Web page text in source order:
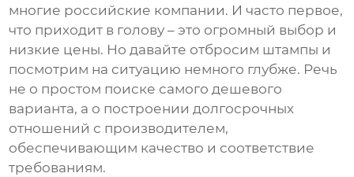
многие российские компании. И часто первое,
что приходит в голову – это огромный выбор и
низкие цены. Но давайте отбросим штампы и
посмотрим на ситуацию немного глубже. Речь
не о простом поиске самого дешевого
варианта, а о построении долгосрочных
отношений с производителем,
обеспечивающим качество и соответствие
требованиям.